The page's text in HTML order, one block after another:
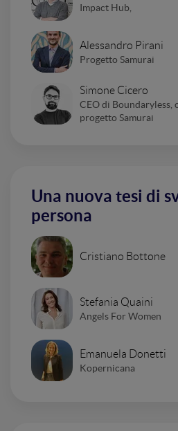
Impact Hub,
Alessandro Pirani
Progetto Samurai
Simone Cicero
CEO di Boundaryless,
progetto Samurai
Una nuova tesi di
persona
Cristiano Bottone
Stefania Quaini
Angels For Women
Emanuela Donetti
Kopernicana